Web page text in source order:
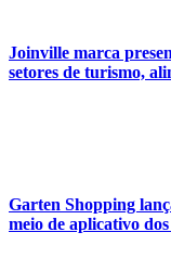
Joinville marca
setores de turismo,
Garten Shopping
meio de aplicativo